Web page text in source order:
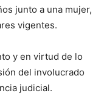
junto a una mujer,
vigentes.
y en virtud de lo
del involucrado
judicial.